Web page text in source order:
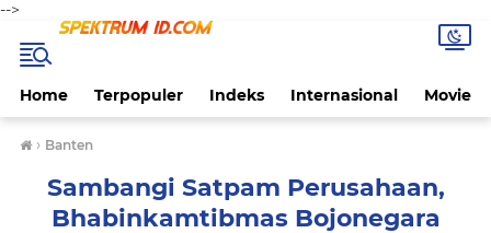
-->
Home Terpopuler Indeks Internasional Movie
› Banten
Sambangi Satpam Perusahaan,
Bhabinkamtibmas Bojonegara